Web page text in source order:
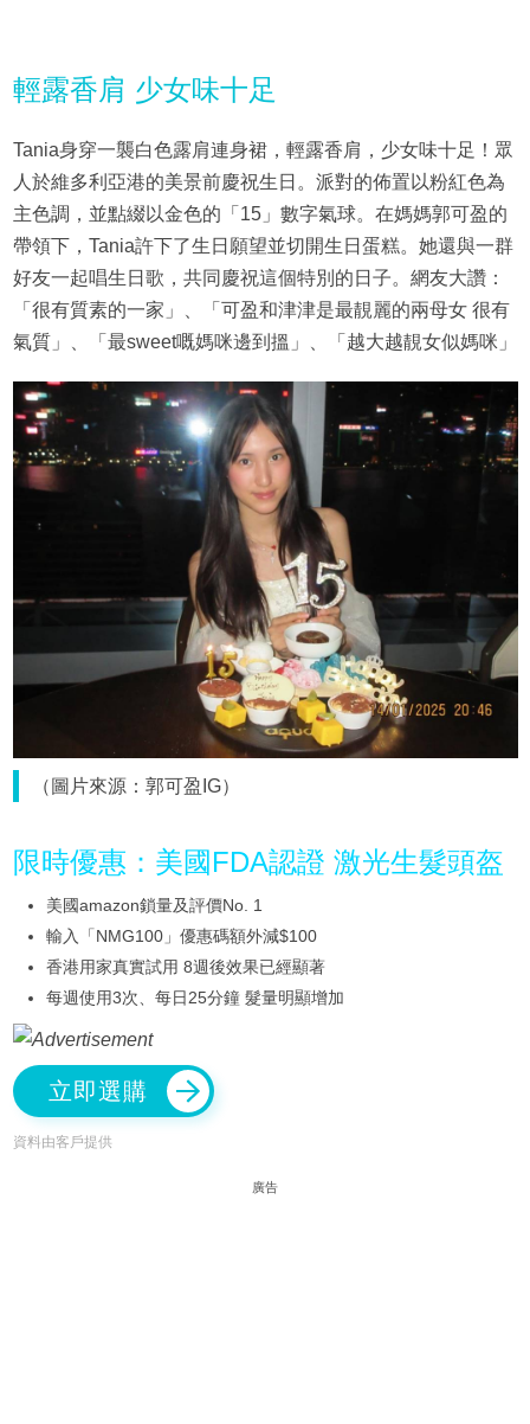
輕露香肩 少女味十足
Tania身穿一襲白色露肩連身裙，輕露香肩，少女味十足！眾
人於維多利亞港的美景前慶祝生日。派對的佈置以粉紅色為
主色調，並點綴以金色的「15」數字氣球。在媽媽郭可盈的
帶領下，Tania許下了生日願望並切開生日蛋糕。她還與一群
好友一起唱生日歌，共同慶祝這個特別的日子。網友大讚：
「很有質素的一家」、「可盈和津津是最靚麗的兩母女 很有
氣質」、「最sweet嘅媽咪邊到搵」、「越大越靚女似媽咪」
（圖片來源：郭可盈IG）
限時優惠：美國FDA認證 激光生髮頭盔
美國amazon鎖量及評價No. 1
輸入「NMG100」優惠碼額外減$100
香港用家真實試用 8週後效果已經顯著
每週使用3次、每日25分鐘 髮量明顯增加
立即選購
資料由客戶提供
廣告